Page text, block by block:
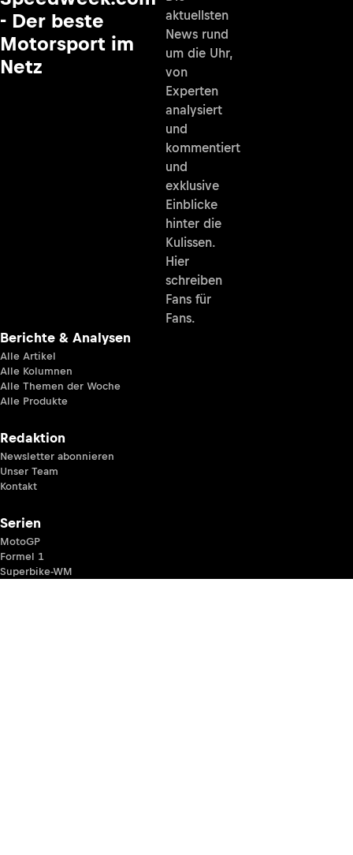
- Der beste
Motorsport im
Netz
aktuellsten
News rund
um die Uhr,
von
Experten
analysiert
und
kommentiert
und
exklusive
Einblicke
hinter die
Kulissen.
Hier
schreiben
Fans für
Fans.
Berichte & Analysen
Alle Artikel
Alle Kolumnen
Alle Themen der Woche
Alle Produkte
Redaktion
Newsletter abonnieren
Unser Team
Kontakt
Serien
MotoGP
Formel 1
Superbike-WM